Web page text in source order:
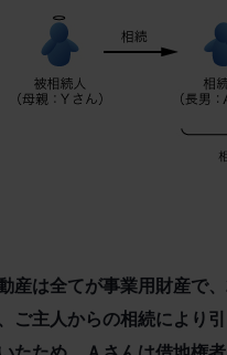
産は全てが事業用財産で
ご主人からの相続により